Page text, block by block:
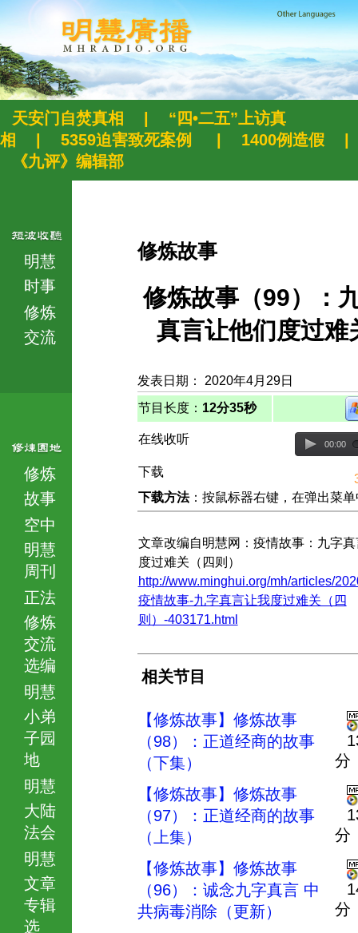
天安门自焚真相
“四•二五”上访真
相
5359迫害致死案例 1400例造假
《九评》编辑部
明慧
时事
修炼
交流
修炼
故事
空中
明慧
周刊
正法
修炼
交流
选编
明慧
小弟
子园
地
明慧
大陆
法会
明慧
文章
专辑
选
修炼故事
修炼故事（99）：
真言让他们度过难
发表日期： 2020年4月29日
节目长度： 12分35秒
在线收听 00:00
下载
下载方法：按鼠标器右键，在弹出菜
文章改编自明慧网：疫情故事：九字
度过难关（四则）
http://www.minghui.org/mh/articles/
疫情故事-九字真言让我度过难关（四
则）-403171.html
相关节目
【修炼故事】修炼故事
（98）：正道经商的故事
（下集）
分
【修炼故事】修炼故事
（97）：正道经商的故事
（上集）
分
【修炼故事】修炼故事
（96）：诚念九字真言 中
共病毒消除（更新）
分